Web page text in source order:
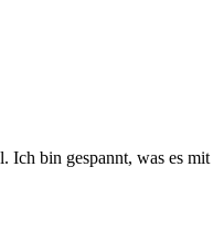
Ich bin gespannt, was es